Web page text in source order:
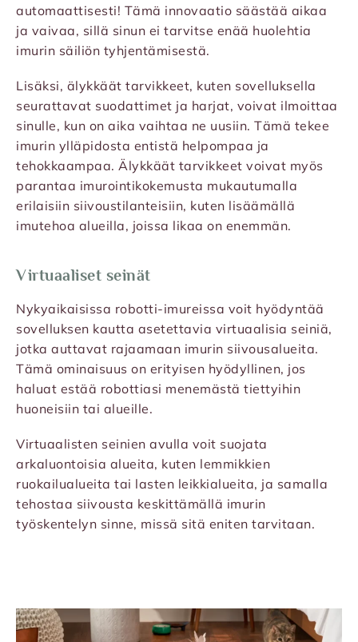
automaattisesti! Tämä innovaatio säästää aikaa
ja vaivaa, sillä sinun ei tarvitse enää huolehtia
imurin säiliön tyhjentämisestä.
Lisäksi, älykkäät tarvikkeet, kuten sovelluksella
seurattavat suodattimet ja harjat, voivat ilmoittaa
sinulle, kun on aika vaihtaa ne uusiin. Tämä tekee
imurin ylläpidosta entistä helpompaa ja
tehokkaampaa. Älykkäät tarvikkeet voivat myös
parantaa imurointikokemusta mukautumalla
erilaisiin siivoustilanteisiin, kuten lisäämällä
imutehoa alueilla, joissa likaa on enemmän.
Virtuaaliset seinät
Nykyaikaisissa robotti-imureissa voit hyödyntää
sovelluksen kautta asetettavia virtuaalisia seiniä,
jotka auttavat rajaamaan imurin siivousalueita.
Tämä ominaisuus on erityisen hyödyllinen, jos
haluat estää robottiasi menemästä tiettyihin
huoneisiin tai alueille.
Virtuaalisten seinien avulla voit suojata
arkaluontoisia alueita, kuten lemmikkien
ruokailualueita tai lasten leikkialueita, ja samalla
tehostaa siivousta keskittämällä imurin
työskentelyn sinne, missä sitä eniten tarvitaan.